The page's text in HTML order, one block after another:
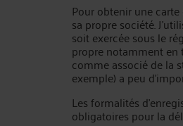
Pour obtenir une
sa propre société.
soit exercée sous le
propre notamment en
comme associé de la
exemple) a peu
Les formalités
obligatoires pour la